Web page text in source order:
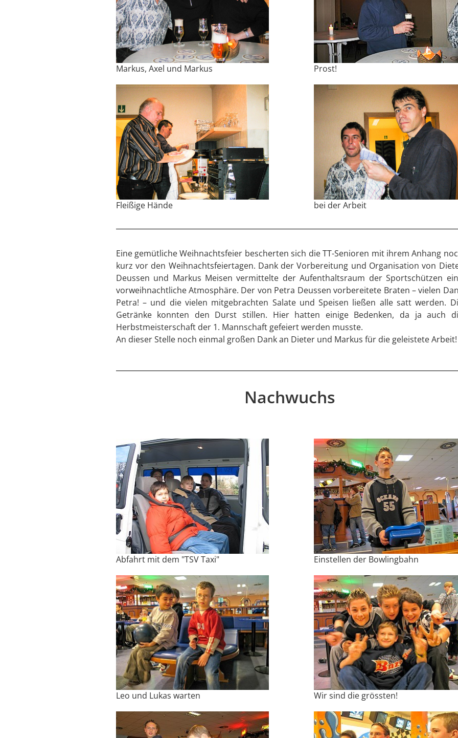
Markus, Axel und Markus Prost!
Fleißige Hände bei der Arbeit
Eine gemütliche Weihnachtsfeier bescherten sich die TT-Senioren mit ihrem Anhang
kurz vor den Weihnachtsfeiertagen. Dank der Vorbereitung und Organisation von
Deussen und Markus Meisen vermittelte der Aufenthaltsraum der Sportschützen
vorweihnachtliche Atmosphäre. Der von Petra Deussen vorbereitete Braten – vielen
Petra! – und die vielen mitgebrachten Salate und Speisen ließen alle satt werden.
Getränke konnten den Durst stillen. Hier hatten einige Bedenken, da ja auch
Herbstmeisterschaft der 1. Mannschaft gefeiert werden musste.
An dieser Stelle noch einmal großen Dank an Dieter und Markus für die geleistete Arbeit!
Nachwuchs
Abfahrt mit dem "TSV Taxi" Einstellen der Bowlingbahn
Leo und Lukas warten Wir sind die grössten!